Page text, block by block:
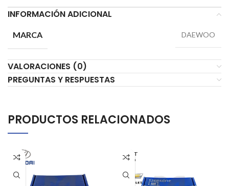
INFORMACIÓN ADICIONAL
MARCA DAEWOO
VALORACIONES (0)
PREGUNTAS Y RESPUESTAS
PRODUCTOS RELACIONADOS
AGOT
ADO